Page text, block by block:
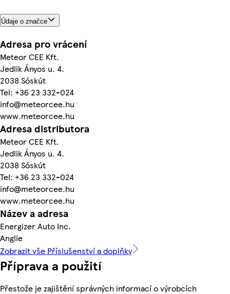
Údaje o značce
Adresa pro vrácení
Meteor CEE Kft.
Jedlik Ányos u. 4.
2038 Sóskút
Tel: +36 23 332-024
info@meteorcee.hu
www.meteorcee.hu
Adresa distributora
Meteor CEE Kft.
Jedlik Ányos u. 4.
2038 Sóskút
Tel: +36 23 332-024
info@meteorcee.hu
www.meteorcee.hu
Název a adresa
Energizer Auto Inc.
Anglie
Zobrazit vše Příslušenství a doplňky
Příprava a použití
Přestože je zajištění správných informací o výrobcích